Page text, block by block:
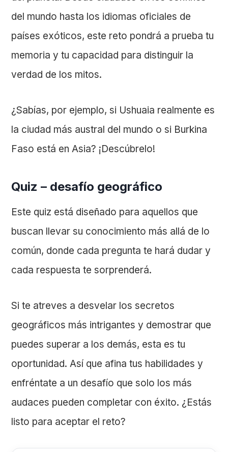
del mundo hasta los idiomas oficiales de
países exóticos, este reto pondrá a prueba tu
memoria y tu capacidad para distinguir la
verdad de los mitos.
¿Sabías, por ejemplo, si Ushuaia realmente es
la ciudad más austral del mundo o si Burkina
Faso está en Asia? ¡Descúbrelo!
Quiz – desafío geográfico
Este quiz está diseñado para aquellos que
buscan llevar su conocimiento más allá de lo
común, donde cada pregunta te hará dudar y
cada respuesta te sorprenderá.
Si te atreves a desvelar los secretos
geográficos más intrigantes y demostrar que
puedes superar a los demás, esta es tu
oportunidad. Así que afina tus habilidades y
enfréntate a un desafío que solo los más
audaces pueden completar con éxito. ¿Estás
listo para aceptar el reto?